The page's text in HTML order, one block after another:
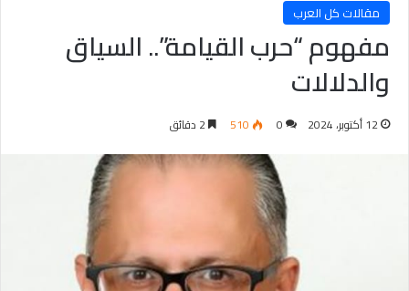
مقالات كل العرب
مفهوم “حرب القيامة”.. السياق
والدلالات
12 أكتوبر، 2024 0
510